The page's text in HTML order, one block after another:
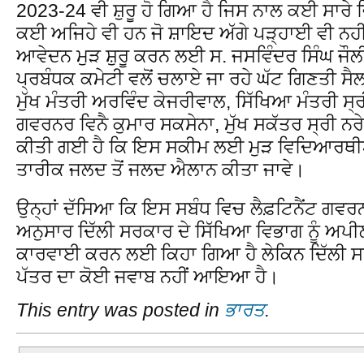
2023-24 ਵੀ ਸ਼ੁਰੂ ਹੋ ਗਿਆ ਹੈ ਜਿਸ ਨਾਲ ਕਈ ਸਾਰੇ
ਕਈ ਅਜਿਹੇ ਵੀ ਹਨ ਜੋ ਸ਼ਾਇਦ ਅੱਗੇ ਪੜ੍ਹਾਈ ਵੀ
ਆਵੇਦਨ ਮੁੜ ਸ਼ੁਰੂ ਕਰਨ ਲਈ ਸ. ਜਸਵਿੰਦਰ ਸਿੰਘ
ਪ੍ਰਬੰਧਕ ਕਮੇਟੀ ਵਲੋਂ ਚਲਾਏ ਜਾ ਰਹੇ ਘੱਟ ਗਿਣਤੀ
ਮੁੱਖ ਮੰਤਰੀ ਅਰਵਿੰਦ ਕੇਜਰੀਵਾਲ, ਸਿੱਖਿਆ ਮੰਤਰੀ
ਗਵਰਨਰ ਵਿਨੈ ਕੁਮਾਰ ਸਕਸੇਨਾ, ਮੁੱਖ ਸਕੱਤਰ ਸ੍ਰੀ
ਕੀਤੀ ਗਈ ਹੈ ਕਿ ਇਸ ਸਕੀਮ ਲਈ ਮੁੜ
ਤਾਰੀਕ ਜਲਦ ਤੋਂ ਜਲਦ ਐਲਾਨ ਕੀਤਾ ਜਾਵੇ।
ਉਨ੍ਹਾਂ ਦੱਸਿਆ ਕਿ ਇਸ ਸਬੰਧ ਵਿਚ ਲੈਫ਼ਟਿਨੈਂਟ
ਅਨੁਸਾਰ ਦਿੱਲੀ ਸਰਕਾਰ ਦੇ ਸਿੱਖਿਆ ਵਿਭਾਗ ਨੂੰ
ਕਾਰਵਾਈ ਕਰਨ ਲਈ ਕਿਹਾ ਗਿਆ ਹੈ ਲੇਕਿਨ ਦਿੱਲੀ
ਪੱਤਰ ਦਾ ਕੋਈ ਜਵਾਬ ਨਹੀਂ ਆਇਆ ਹੈ।
This entry was posted in ਭਾਰਤ.